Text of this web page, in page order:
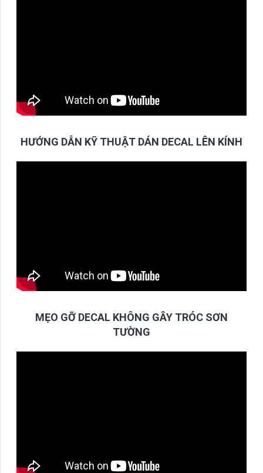
HƯỚNG DẪN KỸ THUẬT DÁN DECAL LÊN KÍNH
MẸO GỠ DECAL KHÔNG GÂY TRÓC SƠN
TƯỜNG